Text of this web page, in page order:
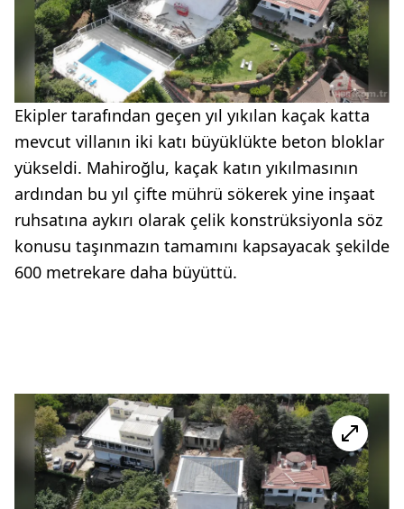
Ekipler tarafından geçen yıl yıkılan kaçak katta
mevcut villanın iki katı büyüklükte beton bloklar
yükseldi. Mahiroğlu, kaçak katın yıkılmasının
ardından bu yıl çifte mührü sökerek yine inşaat
ruhsatına aykırı olarak çelik konstrüksiyonla söz
konusu taşınmazın tamamını kapsayacak şekilde
600 metrekare daha büyüttü.